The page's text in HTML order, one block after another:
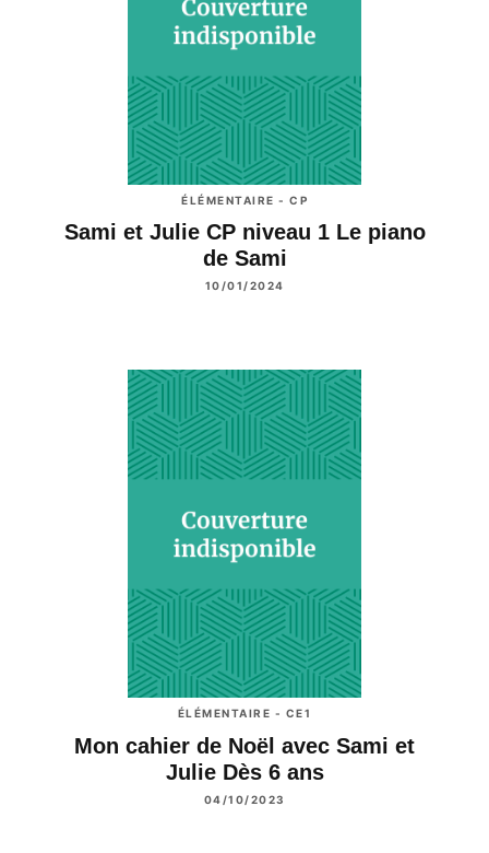
ÉLÉMENTAIRE - CP
Sami et Julie CP niveau 1 Le piano
de Sami
10/01/2024
ÉLÉMENTAIRE - CE1
Mon cahier de Noël avec Sami et
Julie Dès 6 ans
04/10/2023